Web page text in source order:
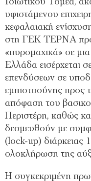
Ιδιωτικού Τομέα,
υφιστάμενου
κεφαλαιακή
στη ΓΕΚ ΤΕΡΝΑ
«πυρομαχικά» σε
Ελλάδα εισέρχεται
επενδύσεων σε
εμπιστοσύνης προς
απόφαση του
Περιστέρη, καθώς
δεσμευθούν με
(lock-up) διάρκειας
ολοκλήρωση της
Η συγκεκριμένη